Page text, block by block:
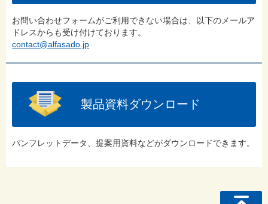
お問い合わせフォームがご利用できない場合は、以下のメールア
ドレスからも受け付けております。
contact@alfasado.jp
製品資料ダウンロード
パンフレットデータ、提案用資料などがダウンロードできます。